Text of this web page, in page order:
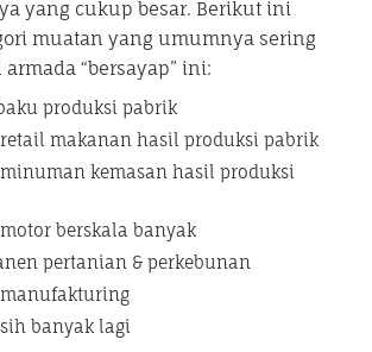
yang cukup besar. Berikut ini
muatan yang umumnya sering
“bersayap” ini:
produksi pabrik
makanan hasil produksi pabrik
kemasan hasil produksi
motor berskala banyak
pertanian & perkebunan
banyak lagi